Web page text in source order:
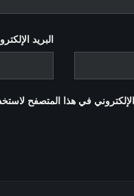
البريد
في هذا المتصفح